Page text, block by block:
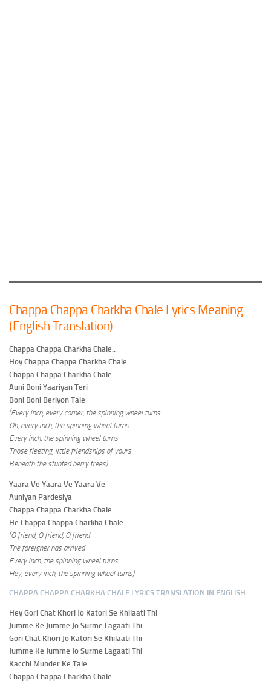
Chappa Chappa Charkha Chale Lyrics Meaning
(English Translation)
Chappa Chappa Charkha Chale..
Hoy Chappa Chappa Charkha Chale
Chappa Chappa Charkha Chale
Auni Boni Yaariyan Teri
Boni Boni Beriyon Tale
(Every inch, every corner, the spinning wheel turns..
Oh, every inch, the spinning wheel turns
Every inch, the spinning wheel turns
Those fleeting, little friendships of yours
Beneath the stunted berry trees)
Yaara Ve Yaara Ve Yaara Ve
Auniyan Pardesiya
Chappa Chappa Charkha Chale
He Chappa Chappa Charkha Chale
(O friend, O friend, O friend
The foreigner has arrived
Every inch, the spinning wheel turns
Hey, every inch, the spinning wheel turns)
CHAPPA CHAPPA CHARKHA CHALE LYRICS TRANSLATION IN ENGLISH
Hey Gori Chat Khori Jo Katori Se Khilaati Thi
Jumme Ke Jumme Jo Surme Lagaati Thi
Gori Chat Khori Jo Katori Se Khilaati Thi
Jumme Ke Jumme Jo Surme Lagaati Thi
Kacchi Munder Ke Tale
Chappa Chappa Charkha Chale…